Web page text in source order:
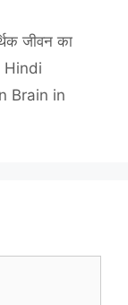
जीवन का
Hindi
Brain in